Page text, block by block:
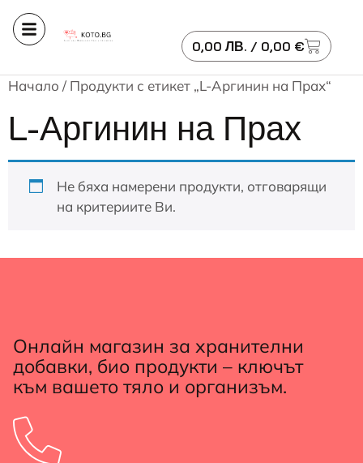
0,00 ЛВ. / 0,00 €
Начало / Продукти с етикет „L-Аргинин на Прах“
L-Аргинин на Прах
Не бяха намерени продукти, отговарящи
на критериите Ви.
Онлайн магазин за хранителни
добавки, био продукти – ключът
към вашето тяло и организъм.